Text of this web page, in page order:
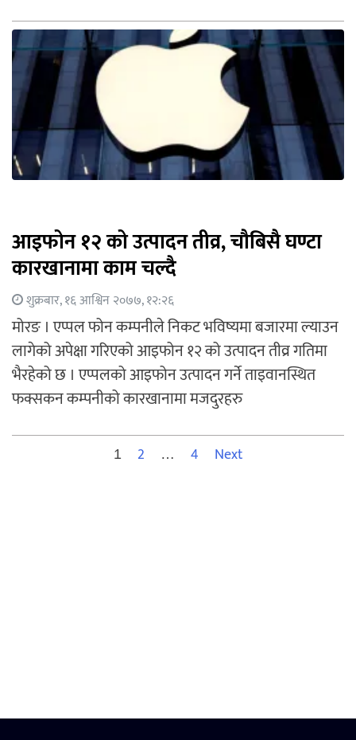
आइफोन १२ को उत्पादन तीव्र, चौबिसै घण्टा
कारखानामा काम चल्दै
शुक्रबार, १६ आश्विन २०७७, १२:२६
मोरङ । एप्पल फोन कम्पनीले निकट भविष्यमा बजारमा ल्याउन
लागेको अपेक्षा गरिएको आइफोन १२ को उत्पादन तीव्र गतिमा
भैरहेको छ । एप्पलको आइफोन उत्पादन गर्ने ताइवानस्थित
फक्सकन कम्पनीको कारखानामा मजदुरहरु
Posts
1 2 … 4 Next